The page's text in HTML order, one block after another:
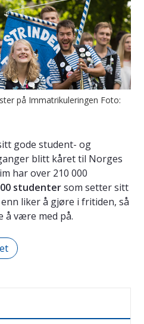
på Immatrikuleringen Foto:
gode student- og
blitt kåret til Norges
har over 210 000
studentersom setter sitt
liker å gjøre i fritiden, så
å være med på.